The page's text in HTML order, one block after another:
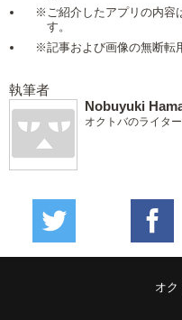
※ご紹介したアプリの内容
す。
※記事および画像の無断転
執筆者
Nobuyuki
オクトバのライター
オク